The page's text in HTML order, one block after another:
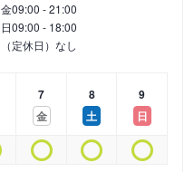
金09:00 - 21:00
日09:00 - 18:00
（定休日）なし
7
金
8
土
9
日